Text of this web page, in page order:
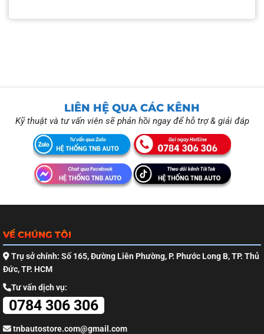
LIÊN HỆ QUA CÁC KÊNH
Kỹ thuật và tư vấn viên sẽ phản hồi ngay để hỗ trợ & giải đáp
VỀ CHÚNG TÔI
Trụ sở chính: Số 165, Đường Liên Phường, P. Phước Long B, TP. Thủ
Đức, TP. HCM
Tư vấn dịch vụ:
0784 306 306
tnbautostore.com@gmail.com